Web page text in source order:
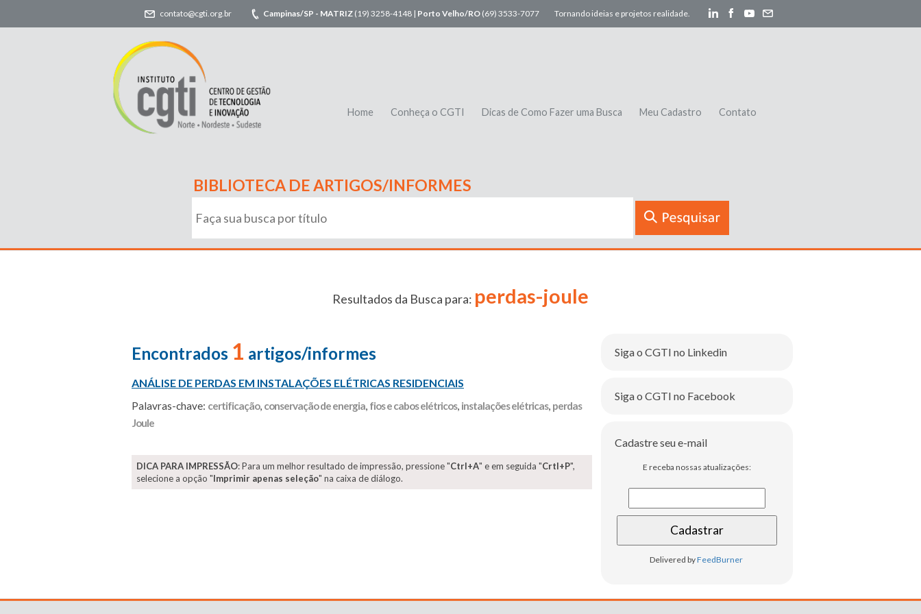
contato@cgti.org.br Campinas/SP - MATRIZ (19) 3258-4148 | Porto Velho/RO (69) 3533-7077 Tornando ideias e projetos realidade.
Home Conheça o CGTI Dicas de Como Fazer uma Busca Meu Cadastro Contato
BIBLIOTECA DE ARTIGOS/INFORMES
Resultados da Busca para: perdas-joule
Encontrados 1 artigos/informes
ANÁLISE DE PERDAS EM INSTALAÇÕES ELÉTRICAS RESIDENCIAIS
Palavras-chave: certificação, conservação de energia, fios e cabos elétricos, instalações elétricas, perdas
Joule
DICA PARA IMPRESSÃO: Para um melhor resultado de impressão, pressione "Ctrl+A" e em seguida "Crtl+P",
selecione a opção "Imprimir apenas seleção" na caixa de diálogo.
Siga o CGTI no Linkedin
Siga o CGTI no Facebook
Cadastre seu e-mail
E receba nossas atualizações:
Delivered byFeedBurner